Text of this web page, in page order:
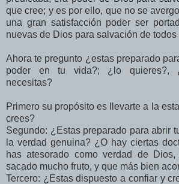
que cree; y es por ello, que no se
una gran satisfacción poder ser
nuevas de Dios para salvación de todos
Ahora te pregunto ¿estas preparado
poder en tu vida?; ¿lo quieres?,
necesitas?
Primero su propósito es llevarte a la
crees?
Segundo: ¿Estas preparado para abrir
la verdad genuina? ¿O hay ciertas
has atesorado como verdad de
sacado mucho fruto, y que más bien
Tercero: ¿Estas dispuesto a confiar y